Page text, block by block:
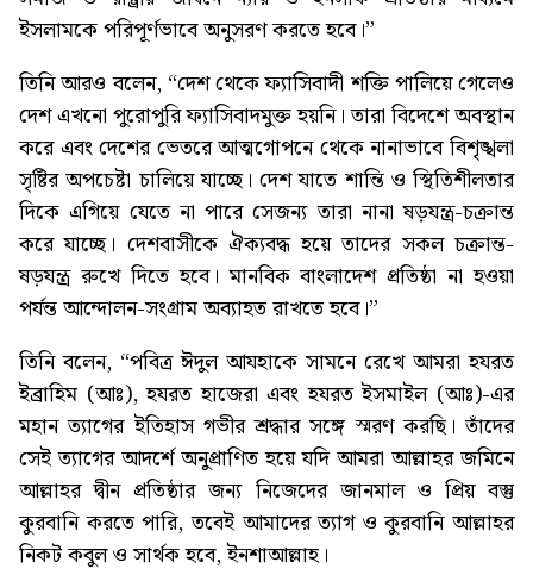
ইসলামকে পরিপূর্ণভাবে অনুসরণ করতে হবে।”
তিনি আরও বলেন, “দেশ থেকে ফ্যাসিবাদী শক্তি পালিয়ে গেলেও
দেশ এখনো পুরোপুরি ফ্যাসিবাদমুক্ত হয়নি। তারা বিদেশে অবস্থান
করে এবং দেশের ভেতরে আত্মগোপনে থেকে নানাভাবে বিশৃঙ্খলা
সৃষ্টির অপচেষ্টা চালিয়ে যাচ্ছে। দেশ যাতে শান্তি ও স্থিতিশীলতার
দিকে এগিয়ে যেতে না পারে সেজন্য তারা নানা ষড়যন্ত্র-চক্রান্ত
করে যাচ্ছে। দেশবাসীকে ঐক্যবদ্ধ হয়ে তাদের সকল চক্রান্ত-
ষড়যন্ত্র রুখে দিতে হবে। মানবিক বাংলাদেশ প্রতিষ্ঠা না হওয়া
পর্যন্ত আন্দোলন-সংগ্রাম অব্যাহত রাখতে হবে।”
তিনি বলেন, “পবিত্র ঈদুল আযহাকে সামনে রেখে আমরা হযরত
ইব্রাহিম (আঃ), হযরত হাজেরা এবং হযরত ইসমাইল (আঃ)-এর
মহান ত্যাগের ইতিহাস গভীর শ্রদ্ধার সঙ্গে স্মরণ করছি। তাঁদের
সেই ত্যাগের আদর্শে অনুপ্রাণিত হয়ে যদি আমরা আল্লাহর জমিনে
আল্লাহর দ্বীন প্রতিষ্ঠার জন্য নিজেদের জানমাল ও প্রিয় বস্তু
কুরবানি করতে পারি, তবেই আমাদের ত্যাগ ও কুরবানি আল্লাহর
নিকট কবুল ও সার্থক হবে, ইনশাআল্লাহ।